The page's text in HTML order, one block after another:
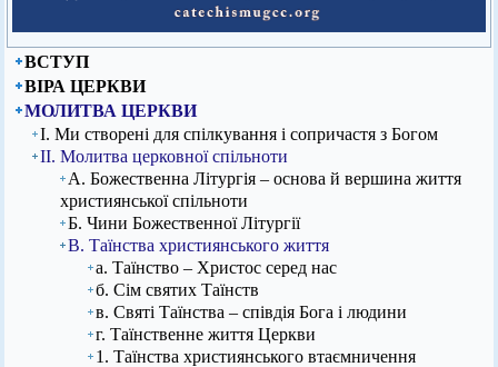
ВСТУП
ВІРА ЦЕРКВИ
МОЛИТВА ЦЕРКВИ
І. Ми створені для спілкування і сопричастя з Богом
ІІ. Молитва церковної спільноти
А. Божественна Літургія – основа й вершина життя
християнської спільноти
Б. Чини Божественної Літургії
В. Таїнства християнського життя
а. Таїнство – Христос серед нас
б. Сім святих Таїнств
в. Святі Таїнства – співдія Бога і людини
г. Таїнственне життя Церкви
1. Таїнства християнського втаємничення